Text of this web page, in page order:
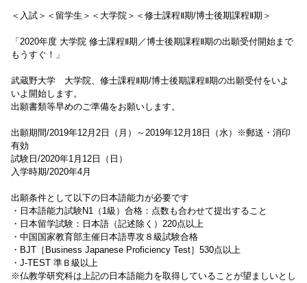
＜入試＞＜留学生＞＜大学院＞＜修士課程Ⅱ期/博士後期課程Ⅱ期＞
「2020年度 大学院 修士課程Ⅱ期／博士後期課程Ⅱ期の出願受付開始まで
もうすぐ！」
武蔵野大学 大学院、修士課程Ⅱ期/博士後期課程Ⅱ期の出願受付をいよ
いよ開始します。
出願書類等早めのご準備をお願いします。
出願期間/2019年12月2日（月）～2019年12月18日（水）※郵送・消印
有効
試験日/2020年1月12日（日）
入学時期/2020年4月
出願条件として以下の日本語能力が必要です
・日本語能力試験N1（1級）合格：点数も合わせて提出すること
・日本留学試験：日本語（記述除く）220点以上
・中国国家教育部主催日本語専攻８級試験合格
・BJT［Business Japanese Proficiency Test］530点以上
・J-TEST 準Ｂ級以上
※仏教学研究科は上記の日本語能力を取得していることが望ましいとし